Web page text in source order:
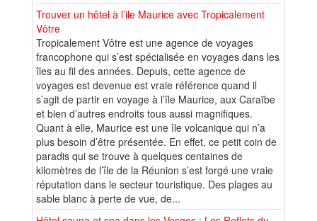
Trouver un hôtel à l’ile Maurice avec Tropicalement
Vôtre
Tropicalement Vôtre est une agence de voyages
francophone qui s’est spécialisée en voyages dans les
îles au fil des années. Depuis, cette agence de
voyages est devenue est vraie référence quand il
s’agit de partir en voyage à l’île Maurice, aux Caraïbe
et bien d’autres endroits tous aussi magnifiques.
Quant à elle, Maurice est une île volcanique qui n’a
plus besoin d’être présentée. En effet, ce petit coin de
paradis qui se trouve à quelques centaines de
kilomètres de l’île de la Réunion s’est forgé une vraie
réputation dans le secteur touristique. Des plages au
sable blanc à perte de vue, de...